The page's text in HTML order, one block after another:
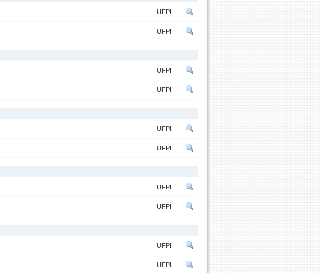
UFPI
UFPI
UFPI
UFPI
UFPI
UFPI
UFPI
UFPI
UFPI
UFPI